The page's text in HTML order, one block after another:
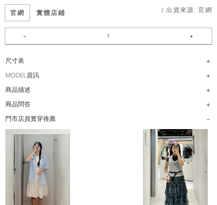
官網 實體店鋪 / 出貨來源:官網
尺寸表
MODEL資訊
商品描述
商品問答
門市店員實穿推薦